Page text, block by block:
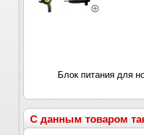
Блок питания для
С данным товаром